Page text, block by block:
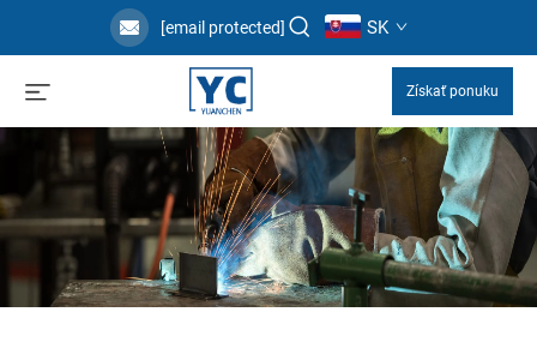
[email protected] SK
Získať ponuku